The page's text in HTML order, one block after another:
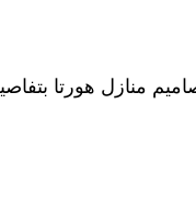
منازل هورتا